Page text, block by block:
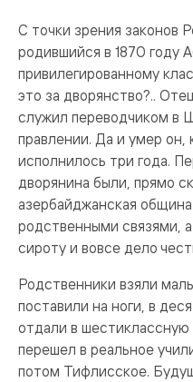
С точки зрения законов
родившийся в 1870 году
привилегированному
это за дворянство?..
служил переводчиком в
правлении. Да и умер он,
исполнилось три года.
дворянина были, прямо
азербайджанская
родственными связями,
сироту и вовсе дело
Родственники взяли
поставили на ноги, в
отдали в
перешел в реальное
потом Тифлисское.